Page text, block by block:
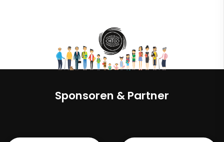
Sponsoren & Partner